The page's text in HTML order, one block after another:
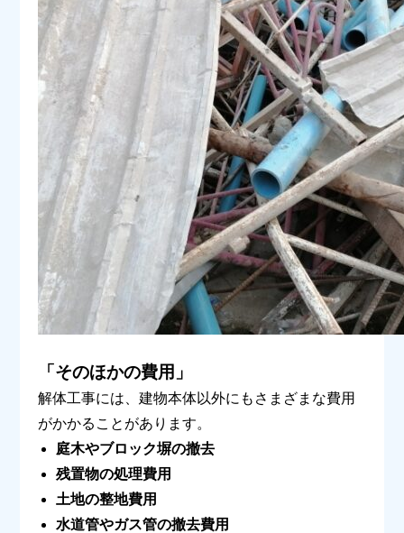
「そのほかの費用」
解体工事には、建物本体以外にもさまざまな費用
がかかることがあります。
庭木やブロック塀の撤去
残置物の処理費用
土地の整地費用
水道管やガス管の撤去費用